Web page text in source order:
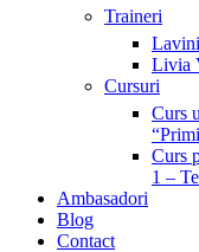
Traineri
Livia
Cursuri
Curs
Curs
1 –
Ambasadori
Blog
Contact